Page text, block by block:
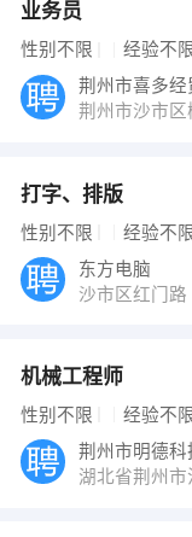
业务员
性别不限 经验不
荆州市喜多经
荆州市沙市
打字、排版
性别不限 经验不
东方电脑
沙市区红门路
机械工程师
性别不限 经验不
荆州市明德科
湖北省荆州市